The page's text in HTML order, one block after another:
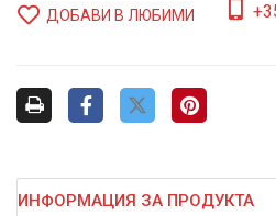
ДОБАВИ В ЛЮБИМИ
ИНФОРМАЦИЯ ЗА ПРОДУКТА